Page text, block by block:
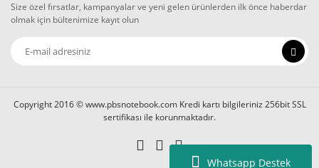
Whatsapp Destek
Size özel fırsatlar, kampanyalar ve yeni gelen ürünlerden ilk önce haberdar
olmak için bültenimize kayıt olun
Copyright 2016 © www.pbsnotebook.com Kredi kartı bilgileriniz 256bit SSL
sertifikası ile korunmaktadır.